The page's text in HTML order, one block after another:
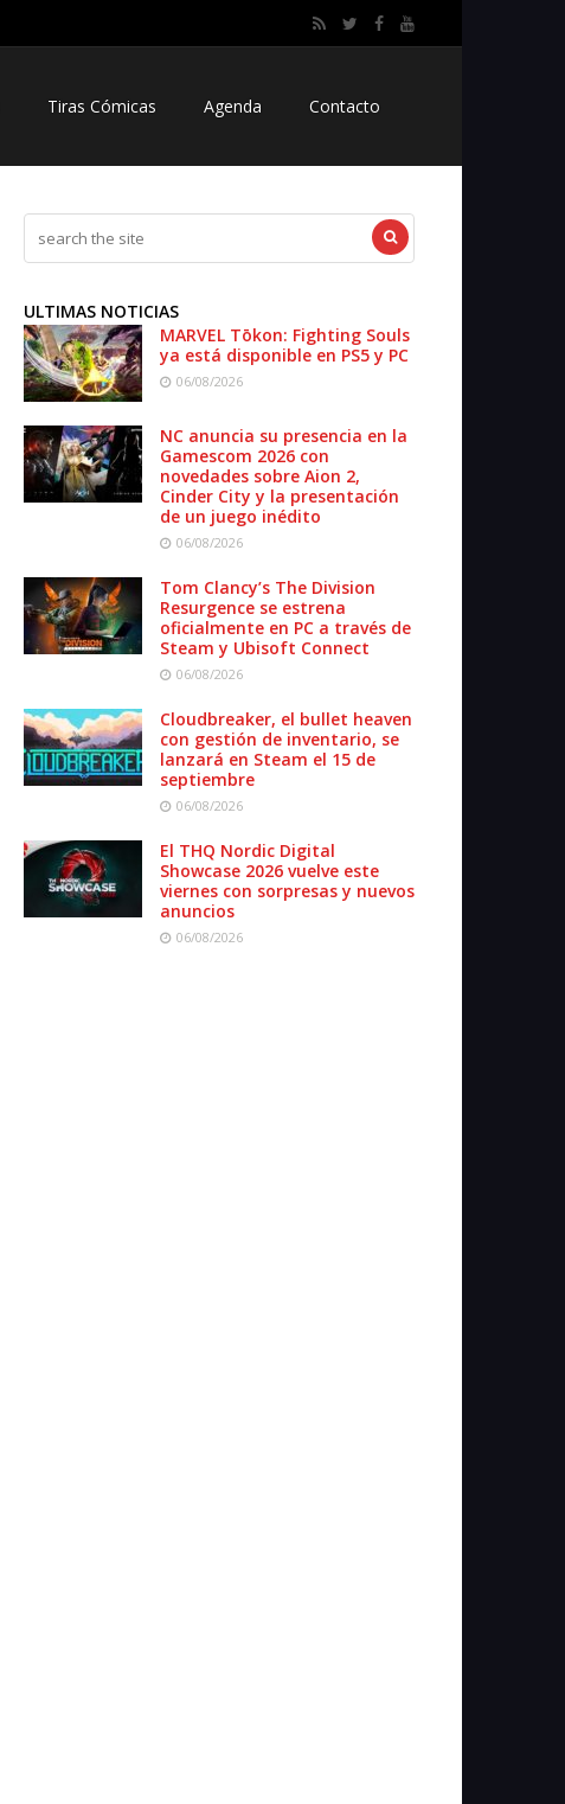
Tiras Cómicas Agenda Contacto
ULTIMAS NOTICIAS
MARVEL Tōkon: Fighting Souls
ya está disponible en PS5 y PC
06/08/2026
NC anuncia su presencia en la
Gamescom 2026 con
novedades sobre Aion 2,
Cinder City y la presentación
de un juego inédito
06/08/2026
Tom Clancy’s The Division
Resurgence se estrena
oficialmente en PC a través de
Steam y Ubisoft Connect
06/08/2026
Cloudbreaker, el bullet heaven
con gestión de inventario, se
lanzará en Steam el 15 de
septiembre
06/08/2026
El THQ Nordic Digital
Showcase 2026 vuelve este
viernes con sorpresas y nuevos
anuncios
06/08/2026